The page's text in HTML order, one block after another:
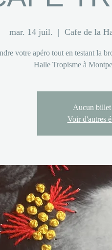
mar. 14 juil.
  |
Cafe de la
votre apéro tout en testant la
Halle Tropisme à
Aucun billet
Voir d'autres